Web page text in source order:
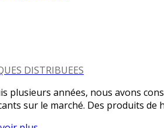
DISTRIBUEES
plusieurs années, nous avons
sur le marché. Des produits de